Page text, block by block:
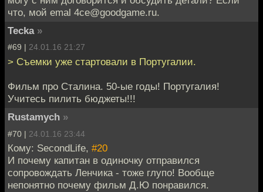
что, мой emal 4ce@goodgame.ru.
Tecka »
#69 | 24.01.16 21:27
> Съемки уже стартовали в Португалии.
Фильм про Сталина. 50-ые годы! Португалия!
Учитесь пилить бюджеты!!!
Rustamych »
#70 | 24.01.16 23:44
Кому: SecondLife, #20
И почему капитан в одиночку отправился
сопровождать Ленчика - тоже глупо! Вообще
непонятно почему фильм Д.Ю понравился.